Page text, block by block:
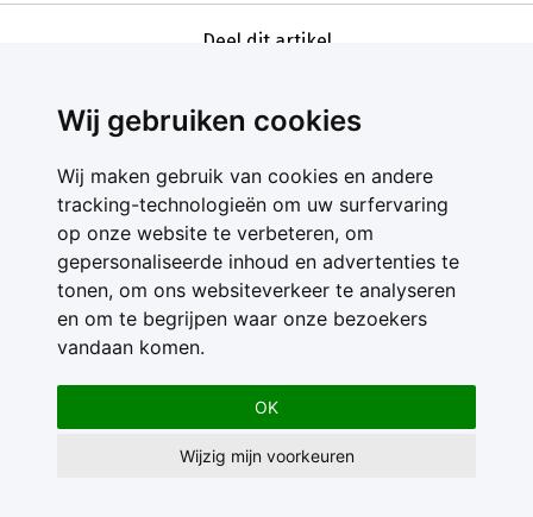
Wij gebruiken cookies
Wij maken gebruik van cookies en andere
tracking-technologieën om uw surfervaring
op onze website te verbeteren, om
gepersonaliseerde inhoud en advertenties te
tonen, om ons websiteverkeer te analyseren
en om te begrijpen waar onze bezoekers
vandaan komen.
OK
Wijzig mijn voorkeuren
Deel dit artikel
Contact
Feedback
Nieuwsbrief
Adverteren
Gebruikersvoorwaarden
Privacy Statement